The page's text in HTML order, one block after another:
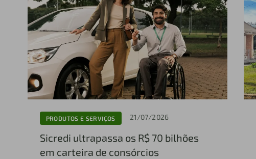
PRODUTOS E SERVIÇOS 21/07/2026
Sicredi ultrapassa os R$ 70 bilhões
em carteira de consórcios